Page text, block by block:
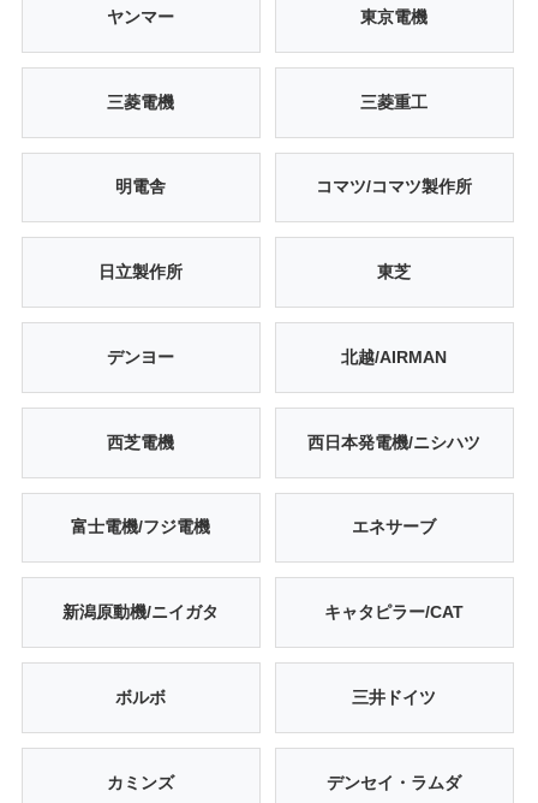
ヤンマー 東京電機
三菱電機 三菱重工
明電舎 コマツ/コマツ製作所
日立製作所 東芝
デンヨー 北越/AIRMAN
西芝電機 西日本発電機/ニシハツ
富士電機/フジ電機 エネサーブ
新潟原動機/ニイガタ キャタピラー/CAT
ボルボ 三井ドイツ
カミンズ デンセイ・ラムダ